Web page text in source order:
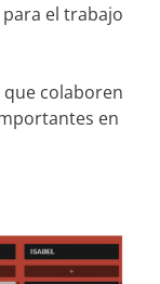
para el trabajo
colaboren
en